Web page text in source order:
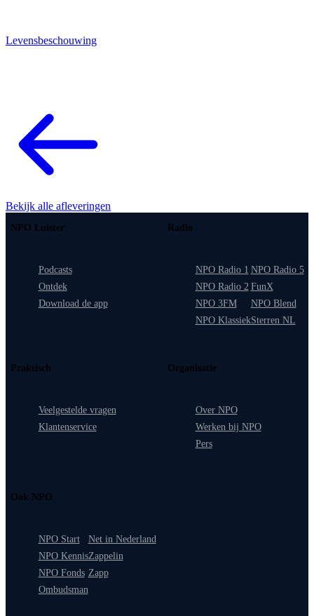
Levensbeschouwing
Bekijk alle afleveringen
NPO Luister
Podcasts
Ontdek
Download de app
Radio
NPO Radio 1
NPO Radio 2
NPO 3FM
NPO Klassiek
NPO Radio 5
FunX
NPO Blend
Sterren NL
Praktisch
Veelgestelde vragen
Klantenservice
Organisatie
Over NPO
Werken bij NPO
Pers
Ook NPO
NPO Start
NPO Kennis
NPO Fonds
Ombudsman
Net in Nederland
Zappelin
Zapp